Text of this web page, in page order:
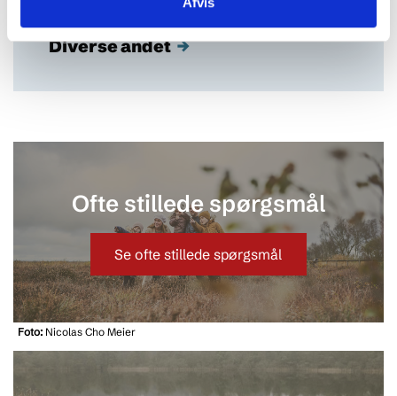
Diverse andet→
Ofte stillede spørgsmål
Se ofte stillede spørgsmål
Foto: Nicolas Cho Meier